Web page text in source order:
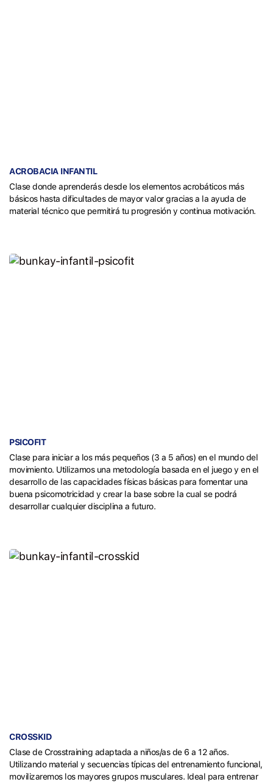
ACROBACIA INFANTIL
Clase donde aprenderás desde los elementos acrobáticos más
básicos hasta dificultades de mayor valor gracias a la ayuda de
material técnico que permitirá tu progresión y continua motivación.
PSICOFIT
Clase para iniciar a los más pequeños (3 a 5 años) en el mundo del
movimiento. Utilizamos una metodología basada en el juego y en el
desarrollo de las capacidades físicas básicas para fomentar una
buena psicomotricidad y crear la base sobre la cual se podrá
desarrollar cualquier disciplina a futuro.
CROSSKID
Clase de Crosstraining adaptada a niños/as de 6 a 12 años.
Utilizando material y secuencias típicas del entrenamiento funcional,
movilizaremos los mayores grupos musculares. Ideal para entrenar